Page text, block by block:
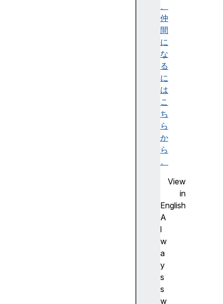
、
仲
間
に
な
る
に
は
こ
ち
ら
か
ら
。
View
in
English
A
l
w
a
y
s
s
w